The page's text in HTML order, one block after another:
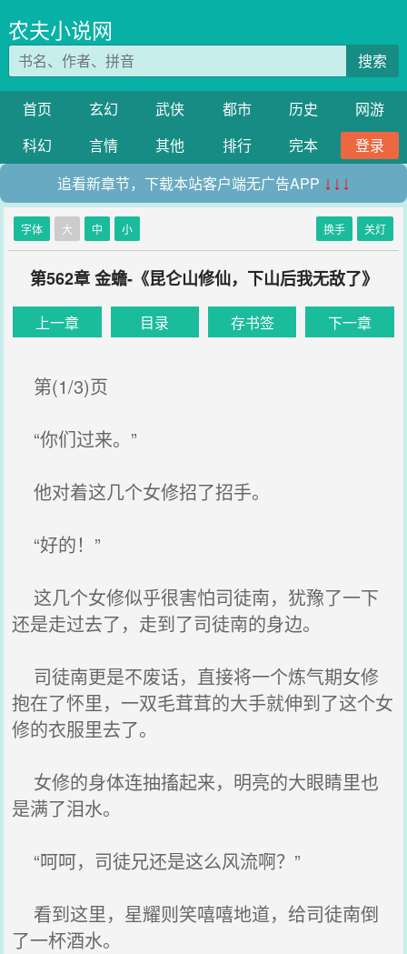
农夫小说网
搜索
首页 玄幻 武侠 都市 历史
网游
科幻
言情 其他 排行 完本
登录
追看新章节，下载本站客户端无广告APP ↓↓↓
字体 大 中 小 换手 关灯
第562章 金蟾-《昆仑山修仙，下山后我无敌了》
上一章 目录 存书签 下一章
第(1/3)页
“你们过来。”
他对着这几个女修招了招手。
“好的！”
这几个女修似乎很害怕司徒南，犹豫了一下
还是走过去了，走到了司徒南的身边。
司徒南更是不废话，直接将一个炼气期女修
抱在了怀里，一双毛茸茸的大手就伸到了这个女
修的衣服里去了。
女修的身体连抽搐起来，明亮的大眼睛里也
是满了泪水。
“呵呵，司徒兄还是这么风流啊？”
看到这里，星耀则笑嘻嘻地道，给司徒南倒
了一杯酒水。